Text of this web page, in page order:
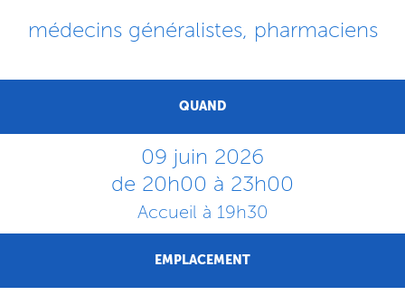
médecins généralistes, pharmaciens
QUAND
09 juin 2026
de 20h00 à 23h00
Accueil à 19h30
EMPLACEMENT